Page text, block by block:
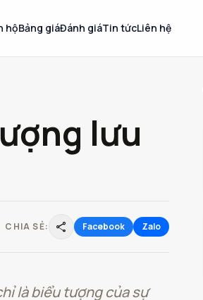
hộBảng giáĐánh giáTin tứcLiên hệ
lưu
CHIA SẺ: share Facebook Zalo
là biểu tượng của sự